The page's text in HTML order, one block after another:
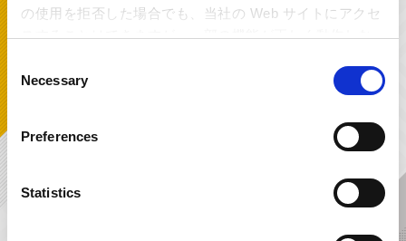
の使用を拒否した場合でも、当社の Web サイトにアクセ
スすることはできますが、一部の機能が正しく動作しな
Selection
Necessary
Preferences
Statistics